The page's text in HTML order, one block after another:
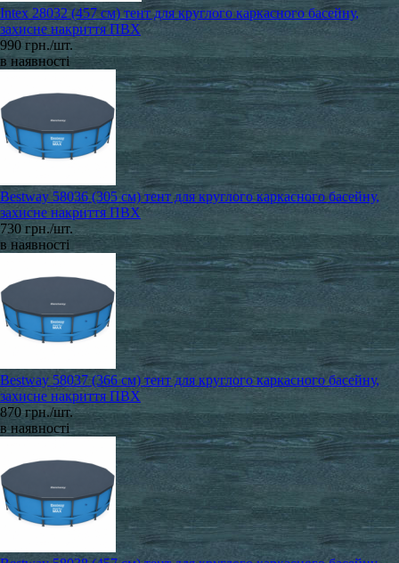
Intex 28032 (457 см) тент для круглого каркасного басейну,
захисне накриття ПВХ
990 грн./шт.
в наявності
Bestway 58036 (305 см) тент для круглого каркасного басейну,
захисне накриття ПВХ
730 грн./шт.
в наявності
Bestway 58037 (366 см) тент для круглого каркасного басейну,
захисне накриття ПВХ
870 грн./шт.
в наявності